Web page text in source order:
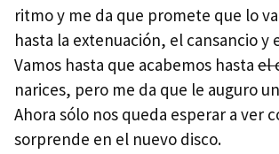
ritmo y me da que promete que lo
hasta la extenuación, el cansancio y
Vamos hasta que acabemos hasta el
narices, pero me da que le auguro
Ahora sólo nos queda esperar a ver
sorprende en el nuevo disco.